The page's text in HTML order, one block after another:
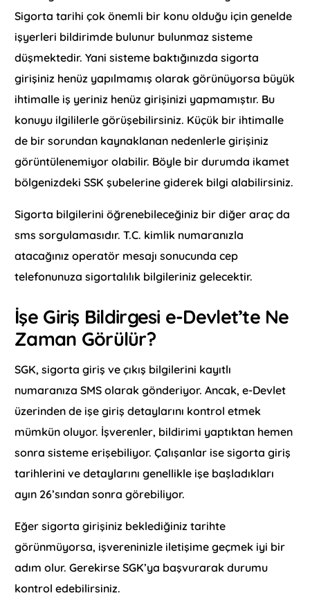
Sigorta tarihi çok önemli bir konu olduğu için genelde
işyerleri bildirimde bulunur bulunmaz sisteme
düşmektedir. Yani sisteme baktığınızda sigorta
girişiniz henüz yapılmamış olarak görünüyorsa büyük
ihtimalle iş yeriniz henüz girişinizi yapmamıştır. Bu
konuyu ilgililerle görüşebilirsiniz. Küçük bir ihtimalle
de bir sorundan kaynaklanan nedenlerle girişiniz
görüntülenemiyor olabilir. Böyle bir durumda ikamet
bölgenizdeki SSK şubelerine giderek bilgi alabilirsiniz.
Sigorta bilgilerini öğrenebileceğiniz bir diğer araç da
sms sorgulamasıdır. T.C. kimlik numaranızla
atacağınız operatör mesajı sonucunda cep
telefonunuza sigortalılık bilgileriniz gelecektir.
İşe Giriş Bildirgesi e-Devlet’te Ne
Zaman Görülür?
SGK, sigorta giriş ve çıkış bilgilerini kayıtlı
numaranıza SMS olarak gönderiyor. Ancak, e-Devlet
üzerinden de işe giriş detaylarını kontrol etmek
mümkün oluyor. İşverenler, bildirimi yaptıktan hemen
sonra sisteme erişebiliyor. Çalışanlar ise sigorta giriş
tarihlerini ve detaylarını genellikle işe başladıkları
ayın 26’sından sonra görebiliyor.
Eğer sigorta girişiniz beklediğiniz tarihte
görünmüyorsa, işvereninizle iletişime geçmek iyi bir
adım olur. Gerekirse SGK’ya başvurarak durumu
kontrol edebilirsiniz.